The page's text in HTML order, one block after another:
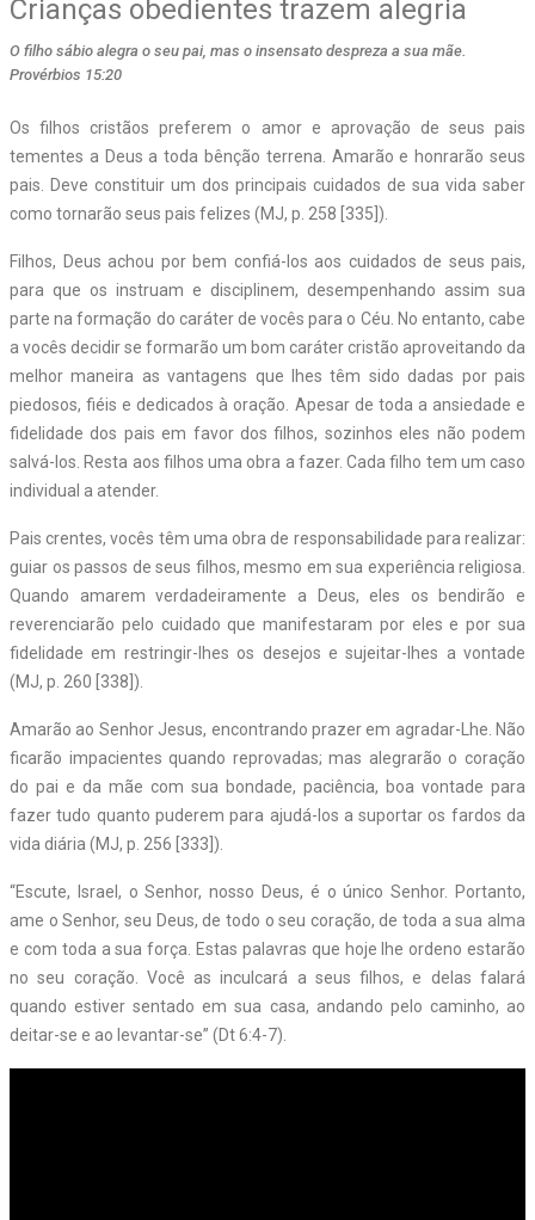
Crianças obedientes trazem alegria
O filho sábio alegra o seu pai, mas o insensato despreza a sua mãe.
Provérbios 15:20
Os filhos cristãos preferem o amor e aprovação de seus pais
tementes a Deus a toda bênção terrena. Amarão e honrarão seus
pais. Deve constituir um dos principais cuidados de sua vida saber
como tornarão seus pais felizes (MJ, p. 258 [335]).
Filhos, Deus achou por bem confiá-los aos cuidados de seus pais,
para que os instruam e disciplinem, desempenhando assim sua
parte na formação do caráter de vocês para o Céu. No entanto, cabe
a vocês decidir se formarão um bom caráter cristão aproveitando da
melhor maneira as vantagens que lhes têm sido dadas por pais
piedosos, fiéis e dedicados à oração. Apesar de toda a ansiedade e
fidelidade dos pais em favor dos filhos, sozinhos eles não podem
salvá-los. Resta aos filhos uma obra a fazer. Cada filho tem um caso
individual a atender.
Pais crentes, vocês têm uma obra de responsabilidade para realizar:
guiar os passos de seus filhos, mesmo em sua experiência religiosa.
Quando amarem verdadeiramente a Deus, eles os bendirão e
reverenciarão pelo cuidado que manifestaram por eles e por sua
fidelidade em restringir-lhes os desejos e sujeitar-lhes a vontade
(MJ, p. 260 [338]).
Amarão ao Senhor Jesus, encontrando prazer em agradar-Lhe. Não
ficarão impacientes quando reprovadas; mas alegrarão o coração
do pai e da mãe com sua bondade, paciência, boa vontade para
fazer tudo quanto puderem para ajudá-los a suportar os fardos da
vida diária (MJ, p. 256 [333]).
“Escute, Israel, o Senhor, nosso Deus, é o único Senhor. Portanto,
ame o Senhor, seu Deus, de todo o seu coração, de toda a sua alma
e com toda a sua força. Estas palavras que hoje lhe ordeno estarão
no seu coração. Você as inculcará a seus filhos, e delas falará
quando estiver sentado em sua casa, andando pelo caminho, ao
deitar-se e ao levantar-se” (Dt 6:4-7).